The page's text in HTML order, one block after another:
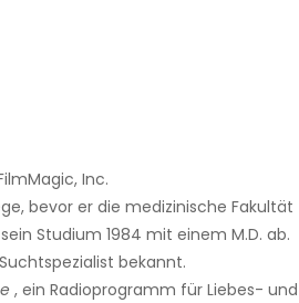
Inc.
bevor er die medizinische Fakultät
Studium 1984 mit einem M.D. ab.
bekannt.
, ein Radioprogramm für Liebes- und